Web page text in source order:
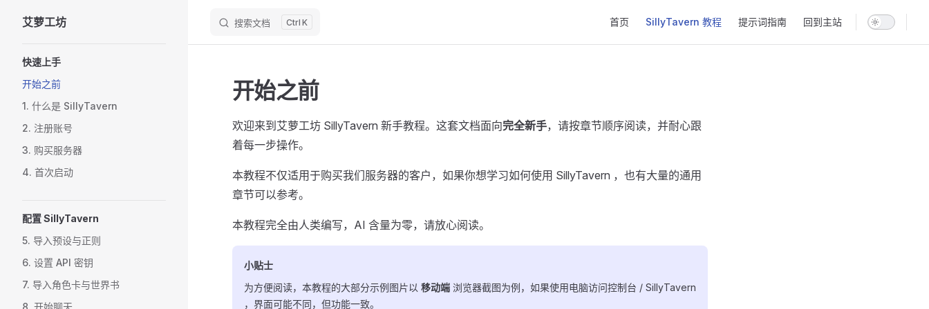
Skip to content
艾萝工坊 搜索文档 K 首页 SillyTavern 教程 提示词指南 回到主站
快速上手
开始之前
1. 什么是 SillyTavern
2. 注册账号
3. 购买服务器
4. 首次启动
配置 SillyTavern
5. 导入预设与正则
6. 设置 API 密钥
7. 导入角色卡与世界书
8. 开始聊天
开始之前
欢迎来到艾萝工坊 SillyTavern 新手教程。这套文档面向完全新手，请按章节顺序阅读，并耐心跟
着每一步操作。
本教程不仅适用于购买我们服务器的客户，如果你想学习如何使用 SillyTavern ，也有大量的通用
章节可以参考。
本教程完全由人类编写，AI 含量为零，请放心阅读。
小贴士
为方便阅读，本教程的大部分示例图片以 移动端 浏览器截图为例，如果使用电脑访问控制台 / SillyTavern
，界面可能不同，但功能一致。